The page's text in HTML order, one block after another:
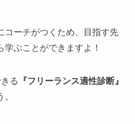
コーチがつくため、目指す先
学ぶことができますよ！
る 『フリーランス適性診断』